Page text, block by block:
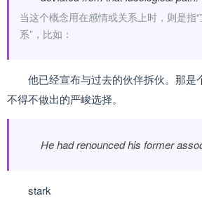
当这个概念用在感情或关系上时，则是
系”，比如：
他已经宣布与过去的伙伴拆伙。那是
不得不做出的严峻选择。
He had renounced his former
stark